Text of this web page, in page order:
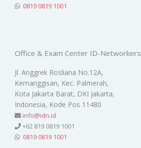
0819 0819 1001
Office & Exam Center ID-Networkers
Jl. Anggrek Rosliana No.12A,
Kemanggisan, Kec. Palmerah,
Kota Jakarta Barat, DKI Jakarta,
Indonesia, Kode Pos 11480
info@idn.id
+62 819 0819 1001
0819 0819 1001